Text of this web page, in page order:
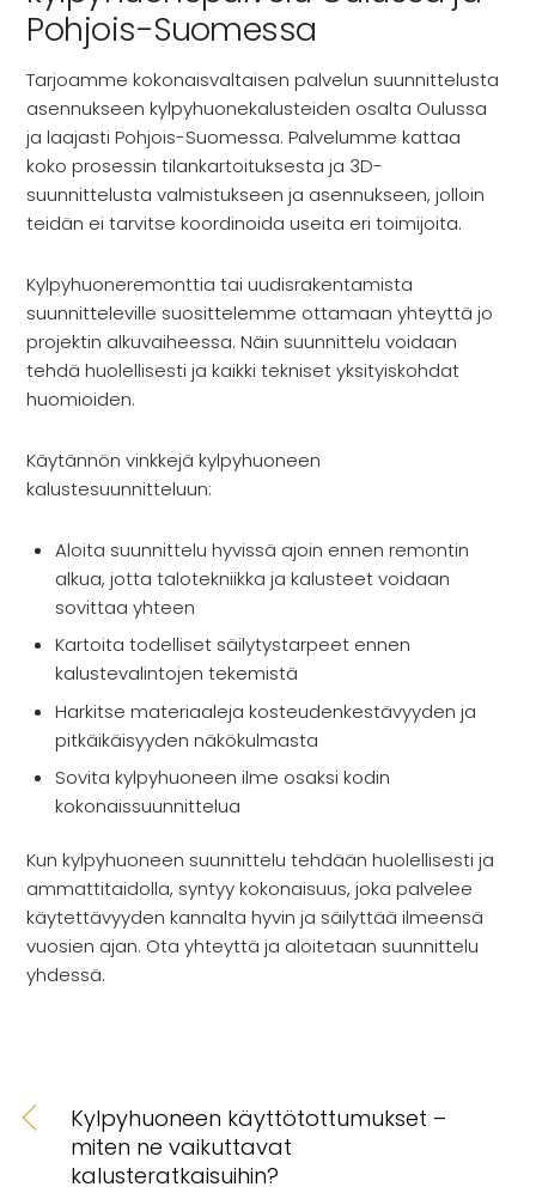
Pohjois-Suomessa
Tarjoamme kokonaisvaltaisen palvelun suunnittelusta
asennukseen kylpyhuonekalusteiden osalta Oulussa
ja laajasti Pohjois-Suomessa. Palvelumme kattaa
koko prosessin tilankartoituksesta ja 3D-
suunnittelusta valmistukseen ja asennukseen, jolloin
teidän ei tarvitse koordinoida useita eri toimijoita.
Kylpyhuoneremonttia tai uudisrakentamista
suunnitteleville suosittelemme ottamaan yhteyttä jo
projektin alkuvaiheessa. Näin suunnittelu voidaan
tehdä huolellisesti ja kaikki tekniset yksityiskohdat
huomioiden.
Käytännön vinkkejä kylpyhuoneen
kalustesuunnitteluun:
Aloita suunnittelu hyvissä ajoin ennen remontin
alkua, jotta talotekniikka ja kalusteet voidaan
sovittaa yhteen
Kartoita todelliset säilytystarpeet ennen
kalustevalintojen tekemistä
Harkitse materiaaleja kosteudenkestävyyden ja
pitkäikäisyyden näkökulmasta
Sovita kylpyhuoneen ilme osaksi kodin
kokonaissuunnittelua
Kun kylpyhuoneen suunnittelu tehdään huolellisesti ja
ammattitaidolla, syntyy kokonaisuus, joka palvelee
käytettävyyden kannalta hyvin ja säilyttää ilmeensä
vuosien ajan. Ota yhteyttä ja aloitetaan suunnittelu
yhdessä.
Kylpyhuoneen käyttötottumukset –
miten ne vaikuttavat
kalusteratkaisuihin?